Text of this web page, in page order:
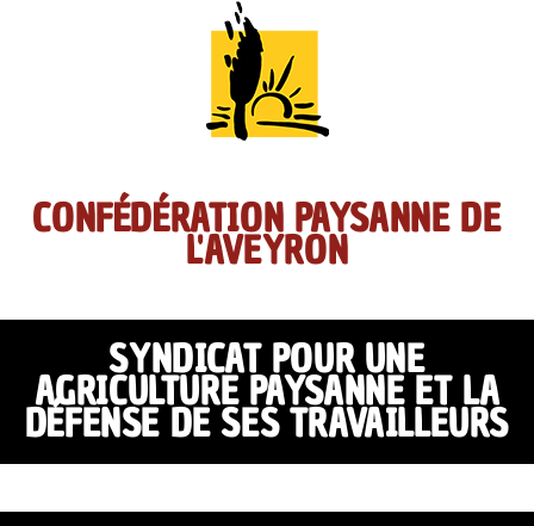
CONFÉDÉRATION PAYSANNE DE
L'AVEYRON
SYNDICAT POUR UNE
AGRICULTURE PAYSANNE ET LA
DÉFENSE DE SES TRAVAILLEURS